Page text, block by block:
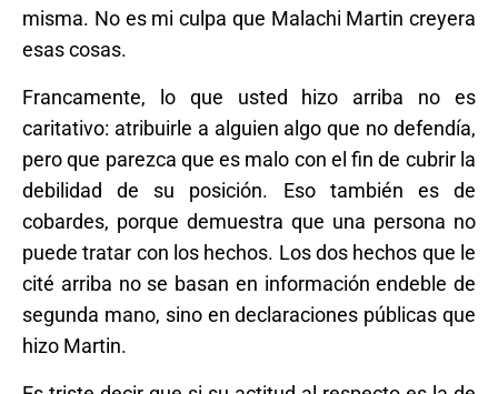
misma. No es mi culpa que Malachi Martin creyera
esas cosas.
Francamente, lo que usted hizo arriba no es
caritativo: atribuirle a alguien algo que no defendía,
pero que parezca que es malo con el fin de cubrir la
debilidad de su posición. Eso también es de
cobardes, porque demuestra que una persona no
puede tratar con los hechos. Los dos hechos que le
cité arriba no se basan en información endeble de
segunda mano, sino en declaraciones públicas que
hizo Martin.